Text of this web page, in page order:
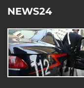
NEWS24